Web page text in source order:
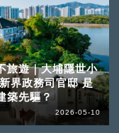
旅遊｜大埔隱世小
界政務司官邸 是
築先驅？
2026-05-10